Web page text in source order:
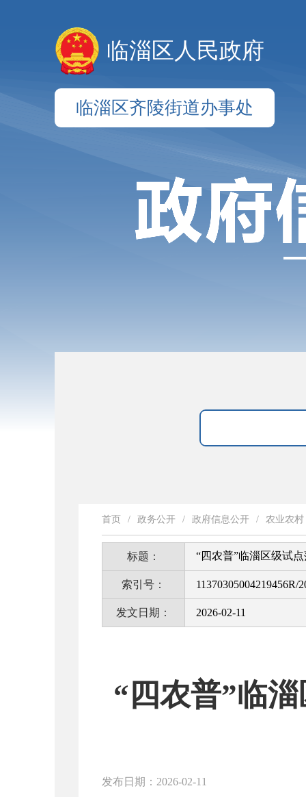
临淄区人民政府
临淄区齐陵街道办事处
首页 / 政务公开 / 政府信息公开 / 农业农村
标题： “四农普”临淄区级试
索引号： 11370305004219456R/
发文日期： 2026-02-11
“四农普”临
发布日期：2026-02-11